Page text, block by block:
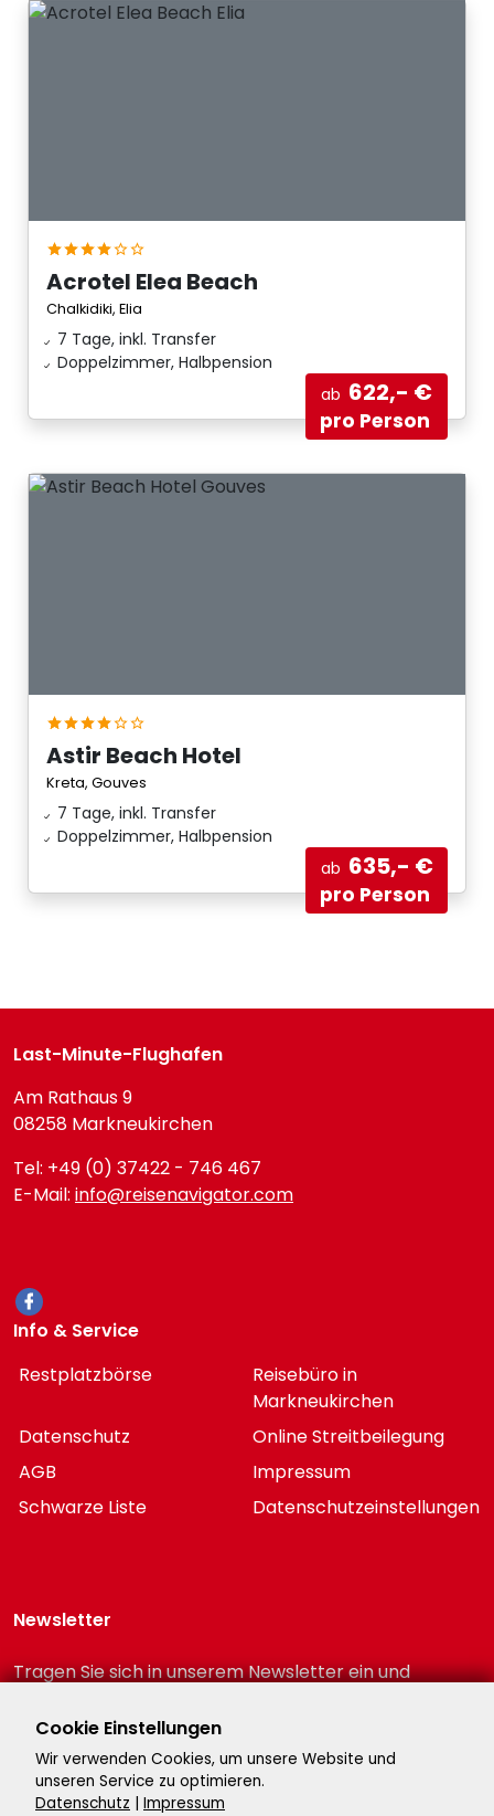
Acrotel Elea Beach
Chalkidiki, Elia
7 Tage, inkl. Transfer
Doppelzimmer, Halbpension
ab 622,- €
pro Person
Astir Beach Hotel
Kreta, Gouves
7 Tage, inkl. Transfer
Doppelzimmer, Halbpension
ab 635,- €
pro Person
Last-Minute-Flughafen
Am Rathaus 9
08258 Markneukirchen
Tel: +49 (0) 37422 - 746 467
E-Mail: info@reisenavigator.com
Info & Service
Restplatzbörse
Reisebüro in
Markneukirchen
Datenschutz
Online Streitbeilegung
AGB
Impressum
Schwarze Liste
Datenschutzeinstellungen
Newsletter
Tragen Sie sich in unserem Newsletter ein und
Reiseschnäppchen!
Cookie Einstellungen
Wir verwenden Cookies, um unsere Website und
unseren Service zu optimieren.
Datenschutz | Impressum